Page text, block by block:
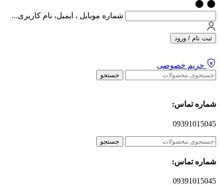
شماره موبایل ، ایمیل، نام کاربری...
ثبت نام / ورود
حریم خصوصی
جستجو
شماره تماس:
09391015045
جستجو
شماره تماس:
09391015045